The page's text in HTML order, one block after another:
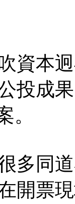
資本
投成
。
多同
開票